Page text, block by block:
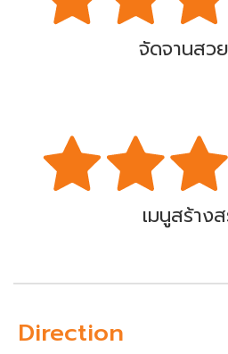
จัดจานสว
เมนูสร้าง
Direction